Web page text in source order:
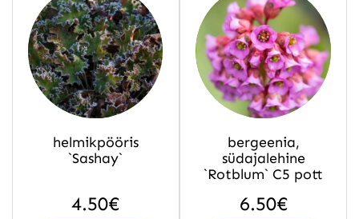
helmikpööris
`Sashay`
4.50€
bergeenia,
südajalehine
`Rotblum` C5 pott
6.50€